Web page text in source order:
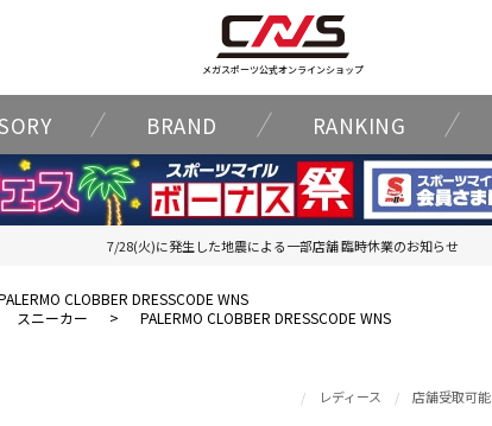
メガスポーツ公式オンラインショップ
BRAND RANKING
7/28(火)に発生した地震による一部店舗 臨時休業のお知らせ
CLOBBER DRESSCODE WNS
スニーカー > PALERMO CLOBBER DRESSCODE WNS
レディース 店舗受取可能